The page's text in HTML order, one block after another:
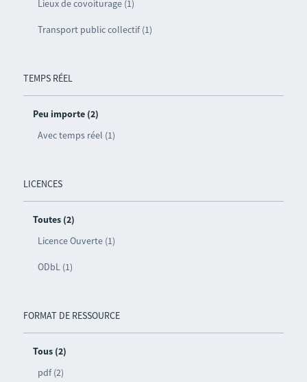
Lieux de covoiturage (1)
Transport public collectif (1)
TEMPS RÉEL
Peu importe (2)
Avec temps réel (1)
LICENCES
Toutes (2)
Licence Ouverte (1)
ODbL (1)
FORMAT DE RESSOURCE
Tous (2)
pdf (2)